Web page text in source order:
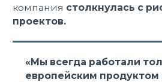
компания столкнулась с
проектов.
«Мы всегда работали
европейским продуктом